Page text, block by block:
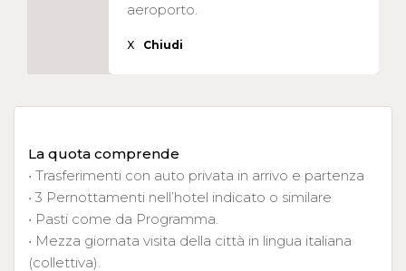
aeroporto.
X Chiudi
La quota comprende
• Trasferimenti con auto privata in arrivo e partenza
• 3 Pernottamenti nell’hotel indicato o similare
• Pasti come da Programma.
• Mezza giornata visita della città in lingua italiana
(collettiva).